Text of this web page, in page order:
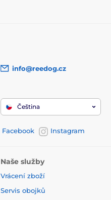
info@reedog.cz
Čeština
Facebook Instagram
Naše služby
Vrácení zboží
Servis obojků